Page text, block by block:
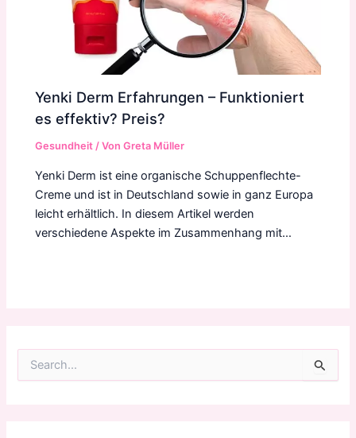
Yenki Derm Erfahrungen – Funktioniert
es effektiv? Preis?
Gesundheit / VonGreta Müller
Yenki Derm ist eine organische Schuppenflechte-
Creme und ist in Deutschland sowie in ganz Europa
leicht erhältlich. In diesem Artikel werden
verschiedene Aspekte im Zusammenhang mit…